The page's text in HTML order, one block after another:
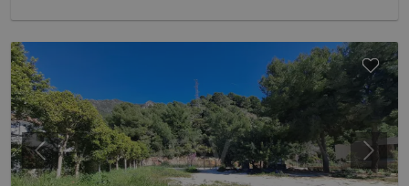
Poprzedni